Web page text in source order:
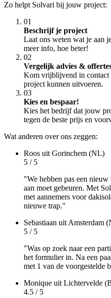
Zo helpt Solvari bij jouw project:
01
Beschrijf je project
Laat ons weten wat je aan
meer info, hoe beter!
02
Vergelijk advies &
Kom vrijblijvend in contact
project kunnen uitvoeren.
03
Kies en bespaar!
Kies het bedrijf dat jouw
tegen de beste prijs en
Wat anderen over ons zeggen:
Roos uit Gorinchem (NL)
5 / 5
"We hebben pas een
aan moet gebeuren. Met
met aannemers voor
nieuwe trap."
Sebastiaan uit Amsterdam
5 / 5
"Was op zoek naar een
het formulier in. Na een
met 1 van de voorgestelde
Monique uit Lichtervelde
4.5 / 5